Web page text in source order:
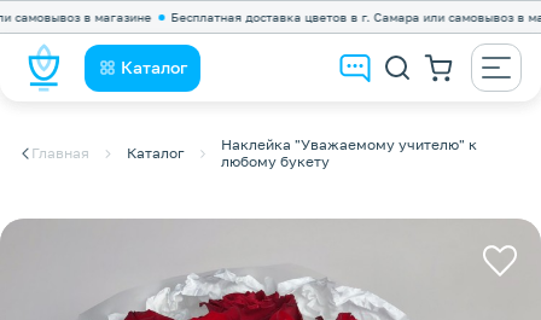
в магазине Бесплатная доставка цветов в г. Самара или самовывоз в
Каталог
Главная Каталог
Наклейка "Уважаемому учителю" к
любому букету